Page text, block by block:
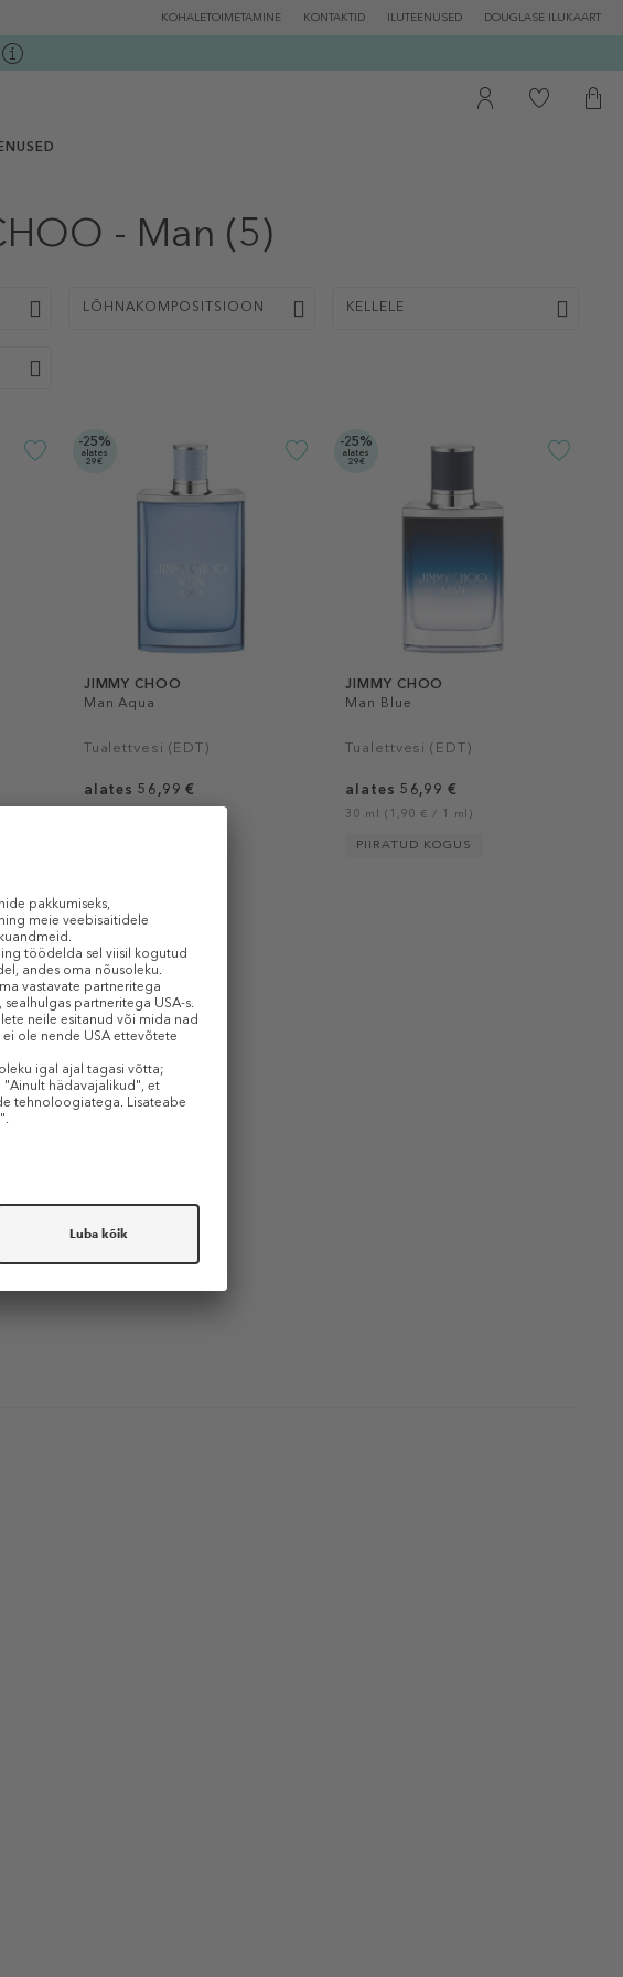
KOHALETOIMETAMINE KONTAKTID ILUTEENUSED DOUGLASE ILUKAART
- Man (5)
LÕHNAKOMPOSITSIOON KELLELE
-25%
alates
29€
JIMMY CHOO
Man Aqua
Tualettvesi (EDT)
alates 56,99 €
-25%
alates
29€
JIMMY CHOO
Man Blue
Tualettvesi (EDT)
alates 56,99 €
30 ml (1,90 € / 1 ml)
PIIRATUD KOGUS